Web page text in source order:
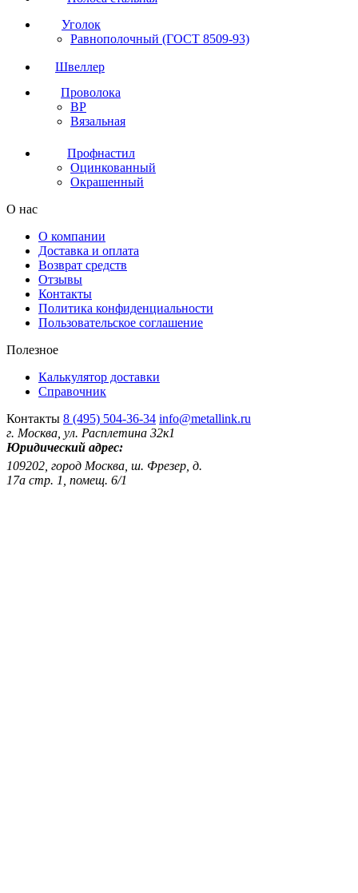
Уголок
Равнополочный (ГОСТ 8509-93)
Швеллер
Проволока
ВР
Вязальная
Профнастил
Оцинкованный
Окрашенный
О нас
О компании
Доставка и оплата
Возврат средств
Отзывы
Контакты
Политика конфиденциальности
Пользовательское соглашение
Полезное
Калькулятор доставки
Справочник
Контакты 8 (495) 504-36-34 info@metallink.ru
г. Москва, ул. Расплетина 32к1
Юридический адрес:
109202, город Москва, ш. Фрезер, д.
17а стр. 1, помещ. 6/1